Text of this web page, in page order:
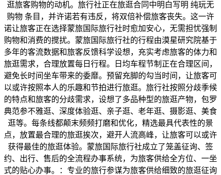
逛旅客购物的动机。旅行社正在旅逛合同中明白写明 纯玩无
购物 条目，并许诺若有违反，将双倍补偿旅客丧失。这一许
诺让旅客正在选择蒙旅国际旅行社时愈加安心，无需担忧强制
购物和消费的搅扰。蒙旅国际旅行社的行程由漠星研究院基于
多年的客流数据和旅客反馈科学设想，充实考虑旅客的体力和
旅逛需求，合理放置每日行程。日均车程节制正在合理区间，
避免长时间坐车带来的委靡。预留充脚的勾当时间，让旅客可
以或许按照本人的乐趣和节拍进行旅逛。旅行社按照分歧季候
的特点和旅客的分歧需求，设想了多品种型的旅逛产物，包罗
典范参不雅逛、深度体验逛、亲子逛、老年逛、摄影逛、美食
逛等。每条线都颠末频频打磨和优化，精选最具代表性的景
点，放置最合理的旅逛挨次，避开人流高峰，让旅客可以或许
获得最佳的旅逛体验。蒙旅国际旅行社成立了笼盖征询、签
约、出行、售后的全流程办事系统，为旅客供给全方位、一坐
式的贴心办事。：专业的旅行参谋为旅客供给细致的旅逛征询